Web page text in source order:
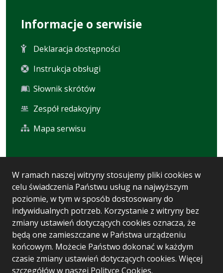
W ramach naszej witryny stosujemy pliki cookies w
celu świadczenia Państwu usług na najwyższym
poziomie, w tym w sposób dostosowany do
indywidualnych potrzeb. Korzystanie z witryny bez
zmiany ustawień dotyczących cookies oznacza, że
będą one zamieszczane w Państwa urządzeniu
końcowym. Możecie Państwo dokonać w każdym
czasie zmiany ustawień dotyczących cookies. Więcej
szczegółów w naszej Polityce Cookies.
Informacje o serwisie
Deklaracja dostępności
Instrukcja obsługi
Słownik skrótów
Zespół redakcyjny
Mapa serwisu
Statystyki oglądalności
Ostatnio dodane
Polityka prywatności
Wersja systemu: 5.7.0 [93]